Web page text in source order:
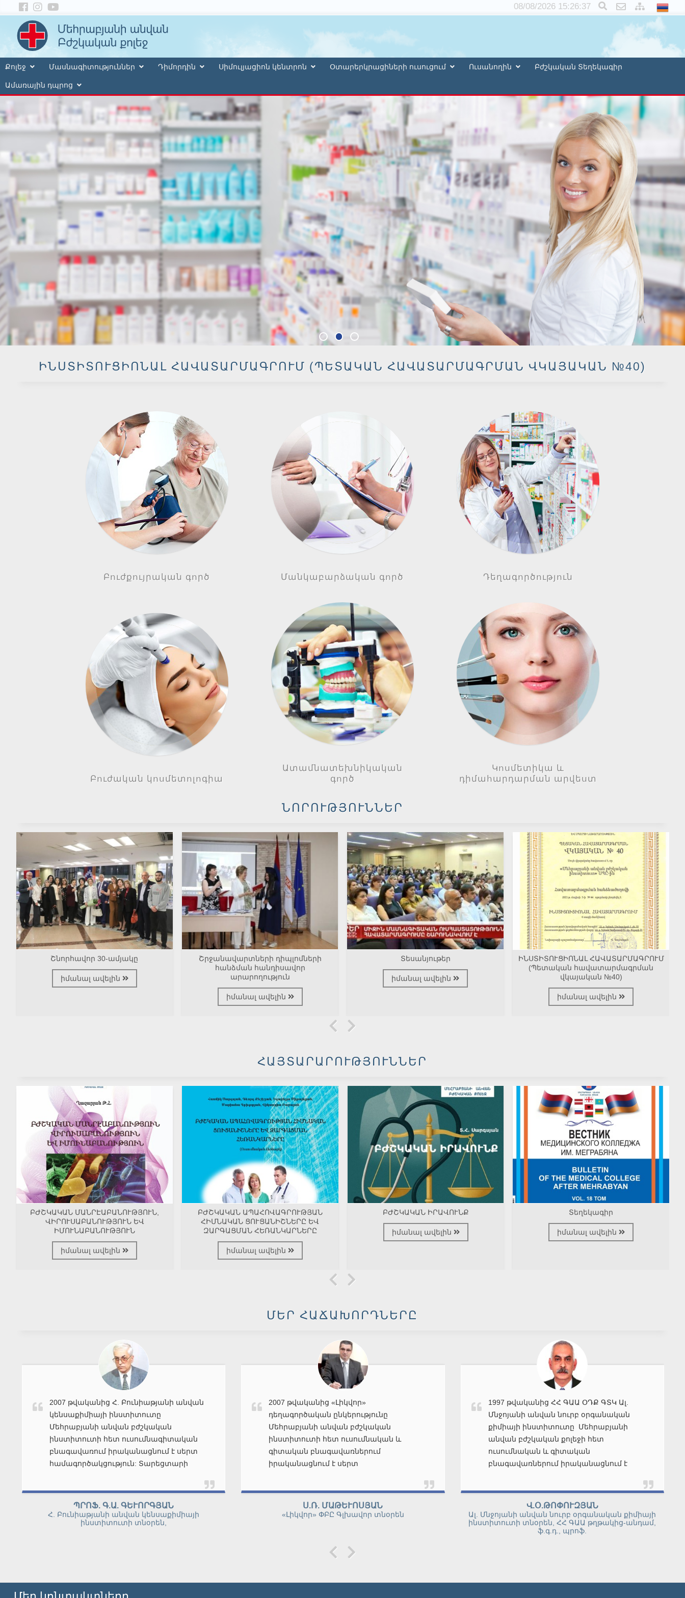
×
08/08/2026 15:26:39
Քոլեջ Մասնագիտություններ Դիմորդին Սիմուլյացիոն կենտրոն Օտարերկրացիների ուսուցում Ուսանողին Բժշկական Տեղեկագիր
Ամառային դպրոց
ԻՆՍՏԻՏՈՒՑԻՈՆԱԼ ՀԱՎԱՏԱՐՄԱԳՐՈՒՄ (ՊԵՏԱԿԱՆ ՀԱՎԱՏԱՐՄԱԳՐՄԱՆ ՎԿԱՅԱԿԱՆ №40)
Բուժքույրական գործ Մանկաբարձական գործ Դեղագործություն
Բուժական կոսմետոլոգիա
Ատամնատեխնիկական
գործ
Կոսմետիկա և
դիմահարդարման արվեստ
ՆՈՐՈՒԹՅՈՒՆՆԵՐ
Շնորհավոր 30-ամյակը
իմանալ ավելին
Շրջանավարտների դիպլոմների
հանձման հանդիսավոր
արարողություն
իմանալ ավելին
Տեսանյութեր
իմանալ ավելին
ԻՆՍՏԻՏՈՒՑԻՈՆԱԼ ՀԱՎԱՏԱՐՄԱԳՐՈՒՄ
(Պետական հավատարմագրման
վկայական №40)
իմանալ ավելին
ՀԱՅՏԱՐԱՐՈՒԹՅՈՒՆՆԵՐ
ԲԺՇԿԱԿԱՆ ՄԱՆՐԷԱԲԱՆՈՒԹՅՈՒՆ,
ՎԻՐՈՒՍԱԲԱՆՈՒԹՅՈՒՆ ԵՎ
ԻՄՈՒՆԱԲԱՆՈՒԹՅՈՒՆ
իմանալ ավելին
ԲԺՇԿԱԿԱՆ ԱՊԱՀՈՎԱԳՐՈՒԹՅԱՆ
ՀԻՄՆԱԿԱՆ ՑՈՒՑԱՆԻՇՆԵՐԸ ԵՎ
ԶԱՐԳԱՑՄԱՆ ՀԵՌԱՆԿԱՐՆԵՐԸ
իմանալ ավելին
ԲԺՇԿԱԿԱՆ ԻՐԱՎՈՒՆՔ
իմանալ ավելին
Տեղեկագիր
իմանալ ավելին
ՄԵՐ ՀԱՃԱԽՈՐԴՆԵՐԸ
2007 թվականից «Լիկվոր»
դեղագործական ընկերությունը
Մեհրաբյանի անվան բժշկական
ինստիտուտի հետ ուսումնական և
գիտական բնագավառներում
իրականացնում է սերտ
իրականացնում են դասախոսություններ
դեղաբանության և դեղագործության
բնագավառներում՝ ֆիրմայում
Ս.Ռ. ՄԱԹԵՒՈՍՅԱՆ
«Լիկվոր» ՓԲԸ Գլխավոր տնօրեն
1997 թվականից ՀՀ ԳԱԱ ՕԴՔ ԳՏԿ Ալ.
Մնջոյանի անվան նուրբ օրգանական
քիմիայի ինստիտուտը Մեհրաբյանի
անվան բժշկական քոլեջի հետ
ուսումնական և գիտական
բնագավառներում իրականացնում է
համաձայն բժշկական քոլեջի
ուսանողները անցկացնում են իրենց
նուրբ օրգանական քիմիայի
Վ.Օ.ԹՈՓՈՒԶՅԱՆ
Ալ. Մնջոյանի անվան նուրբ օրգանական քիմիայի
Ես՝ Լուիդա Արմենի Միքաելյանս,
ընդունվել եմ Մեհրաբյանի անվան
բժշկական ինստիտուտի բժշկական
քոլեջի ՞Դեղագործություն՞ բաժինը:
Ավարտելուց հետո ուսումս շարունակել
եմ նույն ինստիտուտում՝
անմիջապես անցել եմ աշխատանքի
՞ԱԼՖԱ-ՖԱՐՄ՞ դեղատնային ցանցում:
Ուսումնառության ընթացքում ստացված
գերազանց գիտելիքները թույլ տվեցին
ԼՈՒԻԴԱ ՄԻՔԱԵԼՅԱՆ
շրջանավարտ